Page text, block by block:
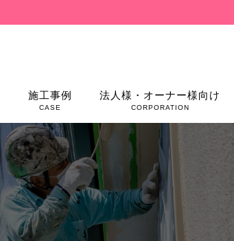
施工事例
CASE
法人様・オーナー様向け
CORPORATION